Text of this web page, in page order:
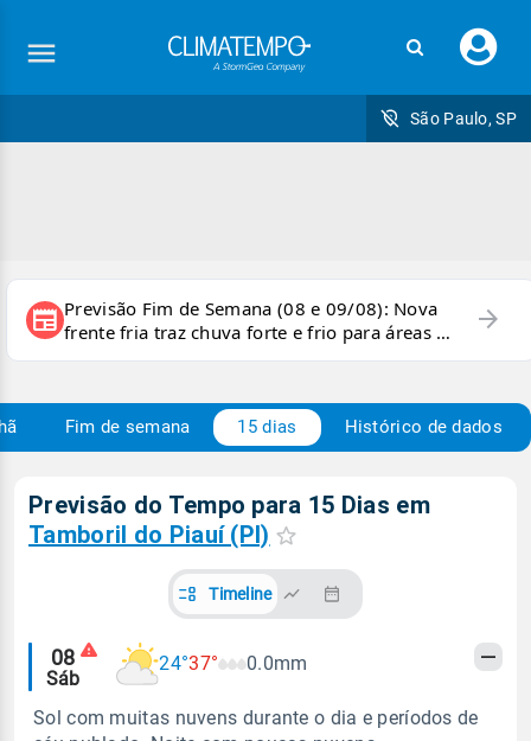
seu
São Paulo, SP
newspaper Previsão Fim de Semana (08 e 09/08): Nova
frente fria traz chuva forte e frio para áreas do
país
arrow_forward
Fim de semana 15 dias Histórico de dados
Previsão do Tempo para 15 Dias em
Tamboril do Piauí (PI)
Timeline
Alertas
meteorológicos
08
Sáb
24°37° 0.0mm
Sol com muitas nuvens durante o dia e períodos de